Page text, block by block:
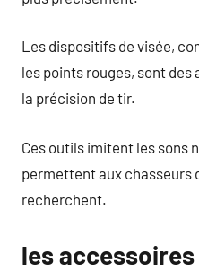
Les dispositifs de visée,
les points rouges, sont
la précision de tir.
Ces outils imitent les sons
permettent aux chasseurs
recherchent.
les